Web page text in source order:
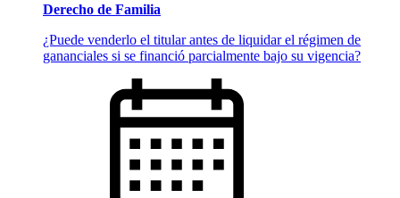
Derecho de Familia
¿Puede venderlo el titular antes de liquidar el régimen de
gananciales si se financió parcialmente bajo su vigencia?